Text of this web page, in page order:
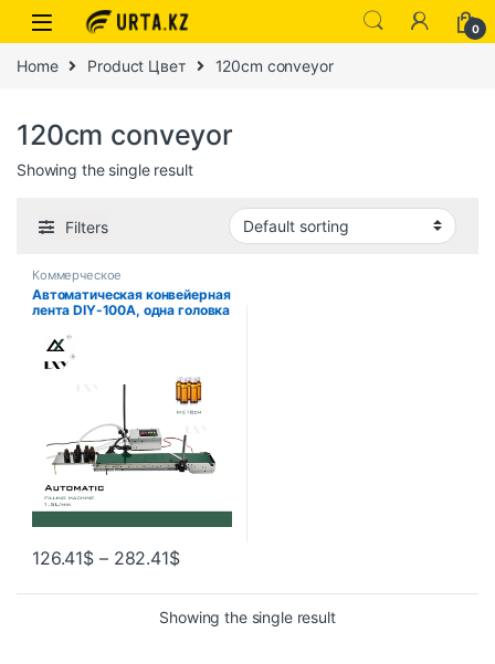
0
Home Product Цвет 120cm conveyor
120cm conveyor
Showing the single result
Filters
Коммерческое
Автоматическая конвейерная
лента DIY-100A, одна головка
может определять высокую
точность, высокую
температуру и
термостойкость
126.41$ – 282.41$
Showing the single result